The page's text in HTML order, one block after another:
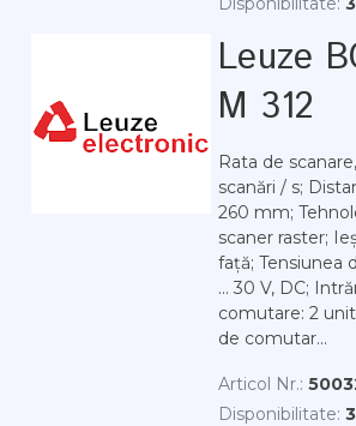
Leuze
M 312
Rata de
scanări / s;
260 mm;
scaner raster;
față; Tensiunea
... 30 V, DC;
comutare: 2
de comutar...
Articol Nr.:
Disponibilitate: